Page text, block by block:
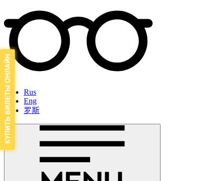
Rus
Eng
罗斯